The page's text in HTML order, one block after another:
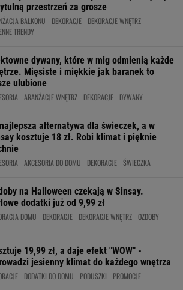
przestrzeń za grosze
BALKONU DEKORACJE
DEKORACJE WNĘTRZ
TRENDY
dywany, które w mig odmienią każde
Mięsiste i miękkie jak baranek to
ulubione
ARANŻACJE WNĘTRZ DEKORACJE DYWANY
alternatywa dla świeczek, a w
kosztuje 18 zł. Robi klimat i pięknie
AKCESORIA DO DOMU DEKORACJE ŚWIECZKA
na Halloween czekają w Sinsay.
dodatki już od 9,99 zł
DOMU DEKORACJE DEKORACJE WNĘTRZ OZDOBY
19,99 zł, a daje efekt "WOW" -
jesienny klimat do każdego wnętrza
DODATKI DO DOMU PODUSZKI PROMOCJE